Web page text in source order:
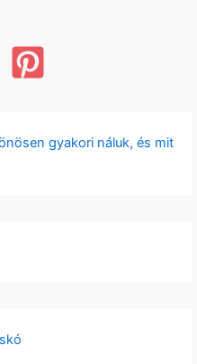
gyakori náluk, és mit